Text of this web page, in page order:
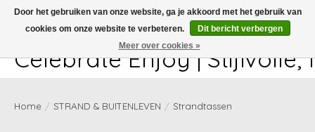
White-glove delivery available at checkout!
Celebrate Enjoy |
Home / STRAND & BUITENLEVEN / Strandtassen
Door het gebruiken van onze website, ga je akkoord met het gebruik van
cookies om onze website te verbeteren.
Dit bericht verbergen
Meer over cookies »